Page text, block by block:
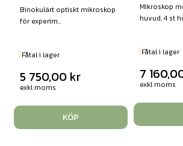
Binokulärt optiskt mikroskop
för experim...
Fåtal i lager
5 750,00 kr
exkl moms
KÖP
Mikroskop
huvud, 4 st
Fåtal i lager
7
exkl moms